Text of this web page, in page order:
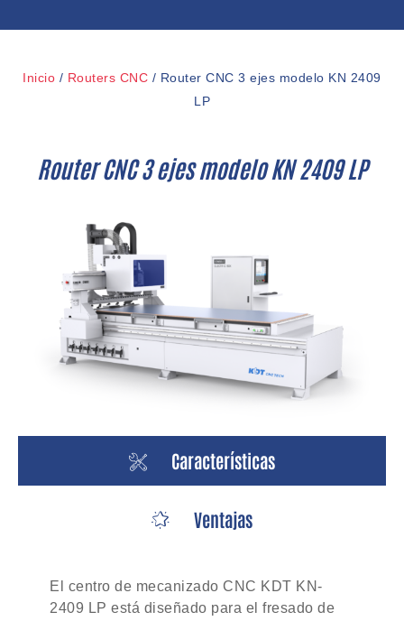
Inicio / Routers CNC / Router CNC 3 ejes modelo KN 2409
LP
Router CNC 3 ejes modelo KN 2409 LP
Características
Ventajas
El centro de mecanizado CNC KDT KN-
2409 LP está diseñado para el fresado de